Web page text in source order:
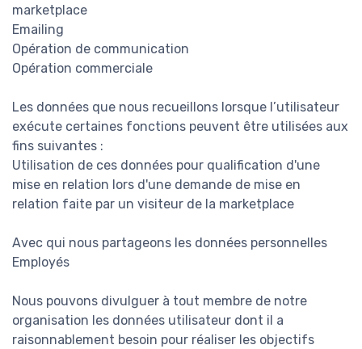
marketplace
Emailing
Opération de communication
Opération commerciale
Les données que nous recueillons lorsque l’utilisateur
exécute certaines fonctions peuvent être utilisées aux
fins suivantes :
Utilisation de ces données pour qualification d'une
mise en relation lors d'une demande de mise en
relation faite par un visiteur de la marketplace
Avec qui nous partageons les données personnelles
Employés
Nous pouvons divulguer à tout membre de notre
organisation les données utilisateur dont il a
raisonnablement besoin pour réaliser les objectifs